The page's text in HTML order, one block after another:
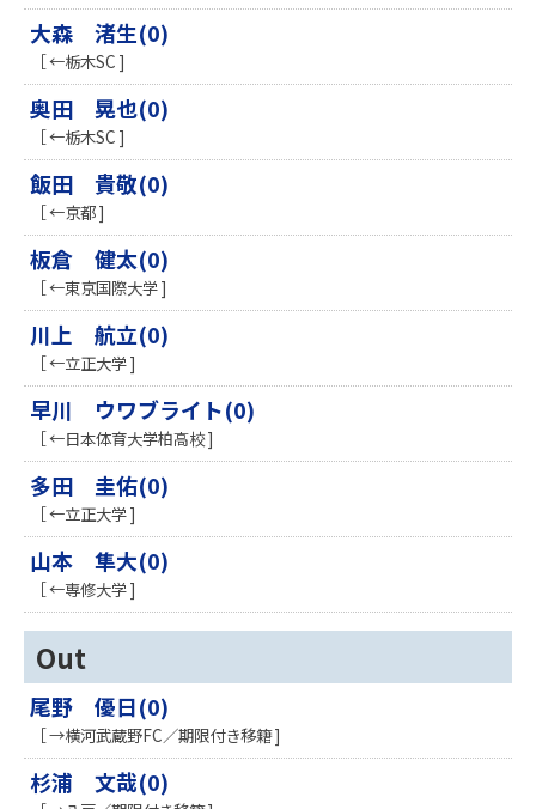
​大森 渚生(0)
［ ←栃木SC ]
奥田 晃也(0)
［ ←栃木SC ]
飯田 貴敬(0)
［ ←京都 ]
板倉 健太(0)
［ ←東京国際大学 ]
川上 航立(0)
［ ←立正大学 ]
早川 ウワブライト(0)
［ ←日本体育大学柏高校 ]
多田 圭佑(0)
［ ←立正大学 ]
山本 隼大(0)
［ ←専修大学 ]
Out
尾野 優日(0)
［ →横河武蔵野FC／期限付き移籍 ]
杉浦 文哉(0)